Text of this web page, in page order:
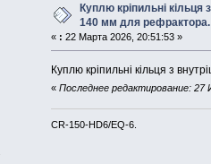
Куплю кріпильні кільця
140 мм для рефрактора.
« : 22 Марта 2026, 20:51:53 »
Куплю кріпильні кільця з
« Последнее редактирование: 27
CR-150-HD6/EQ-6.